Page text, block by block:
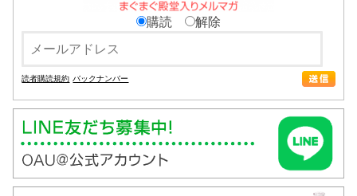
購読 解除
読者購読規約 バックナンバー